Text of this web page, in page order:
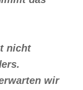
nicht
wir